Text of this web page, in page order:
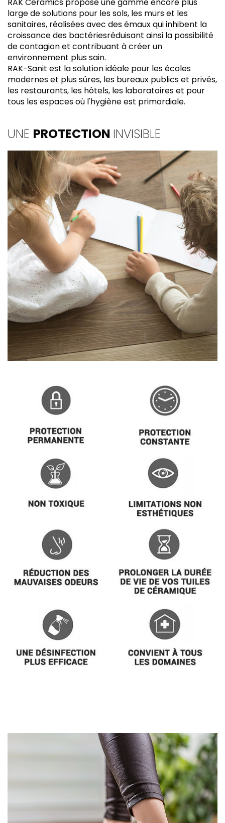
large de solutions pour les sols, les murs et les
sanitaires, réalisées avec des émaux qui inhibent la
croissance des bactériesréduisant ainsi la possibilité
de contagion et contribuant à créer un
environnement plus sain.
RAK-Sanit est la solution idéale pour les écoles
modernes et plus sûres, les bureaux publics et privés,
les restaurants, les hôtels, les laboratoires et pour
tous les espaces où l'hygiène est primordiale.
UNE PROTECTION INVISIBLE